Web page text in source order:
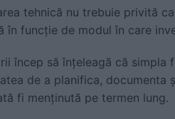
tehnică nu trebuie privită
în funcție de modul în care
încep să înțeleagă că
de a planifica,
fi menținută pe termen lung.